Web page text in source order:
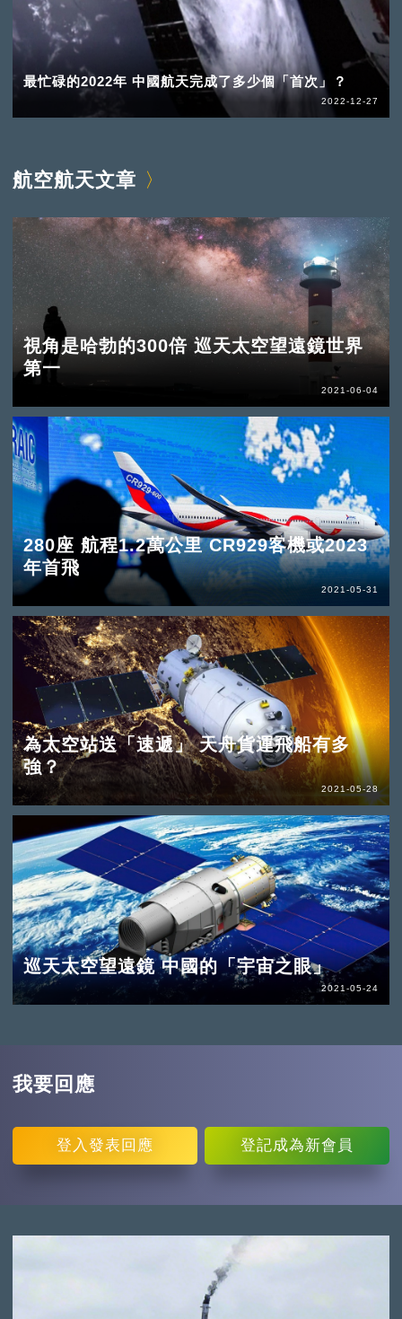
最忙碌的2022年 中國航天完成了多少個「首次」？
2022-12-27
航空航天文章
視角是哈勃的300倍 巡天太空望遠鏡世界
第一
2021-06-04
280座 航程1.2萬公里 CR929客機或2023
年首飛
2021-05-31
為太空站送「速遞」 天舟貨運飛船有多
強？
2021-05-28
巡天太空望遠鏡 中國的「宇宙之眼」
2021-05-24
我要回應
登入 發表回應 登記成為新會員